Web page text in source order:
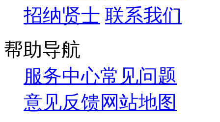
招纳贤士 联系我们
帮助导航
服务中心常见问题
意见反馈网站地图